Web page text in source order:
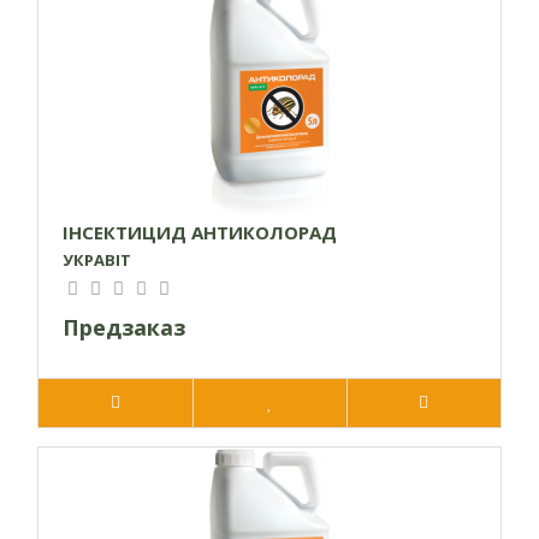
5 л, 1 л
Сумісний з іншими пестицидами та агрохімікатами,
окрім лужних. При протруюванні можливе використання з
препаратами фунгіцидної та стимулюючої дії. Перед
змішування (відсутність осаду, піни, розшарування,
збивання в клумки, неповне розчинення одного з
препаратів тощо)
Механiзм дії:
інсектицидні діючі речовини нового покоління, які
взаємодіють та доповнюють одна одну. АНТИХРУЩ —
інсектицид контактнокишкової дії, який вражає центральну
нервову систему шкідливих комах, блокуючи функції
життєдіяльності, що призводить до їх швидкої загибелі.
ІНСЕКТИЦИД АНТИКОЛОРАД
УКРАВІТ
Предзаказ